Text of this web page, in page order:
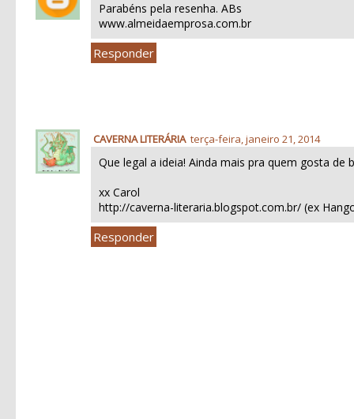
Parabéns pela resenha. ABs
www.almeidaemprosa.com.br
Responder
CAVERNA LITERÁRIA terça-feira, janeiro 21, 2014
Que legal a ideia! Ainda mais pra quem gosta
xx Carol
http://caverna-literaria.blogspot.com.br/ (ex
Responder